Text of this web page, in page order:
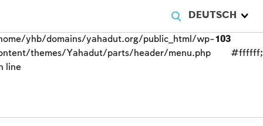
DEUTSCH
yhb/domains/yahadut.org/public_html/wp-
themes/Yahadut/parts/header/menu.php
line
103
DEUTSCH
yhb/domains/yahadut.org/public_html/wp-
themes/Yahadut/parts/header/menu.php
line
103
DEUTSCH
yhb/domains/yahadut.org/public_html/wp-
themes/Yahadut/parts/header/menu.php
line
103